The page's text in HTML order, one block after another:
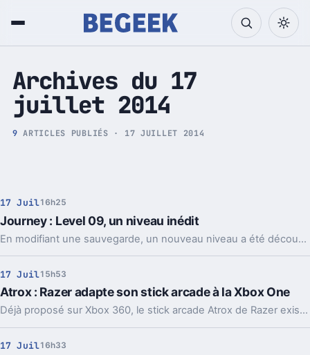
Tech et Pop culture
Archives du 17
juillet 2014
9 ARTICLES PUBLIÉS · 17 JUILLET 2014
17 Juil16h25
Journey : Level 09, un niveau inédit
En modifiant une sauvegarde, un nouveau niveau a été découvert dans les données du jeu de Thatgamecompany.
17 Juil15h53
Atrox : Razer adapte son stick arcade à la Xbox One
Déjà proposé sur Xbox 360, le stick arcade Atrox de Razer existe désormais en version Xbox One.
17 Juil16h33